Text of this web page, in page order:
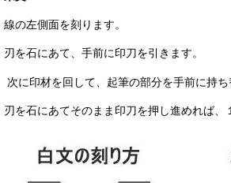
線の左側面を刻ります。
刃を石にあて、手前に印刀を引きます。
次に印材を回して、起筆の部分を手前に持
刃を石にあてそのまま印刀を押し進めれば、